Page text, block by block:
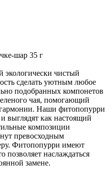
шар 35 г
экологически чистый
сделать уютным любое
подобранных компонетов
чая, помогающий
гармонии. Наши фитопопурри
выглядят как настоящий
композиции
превосходным
Фитопопурри имеют
позволяет наслаждаться
замене.